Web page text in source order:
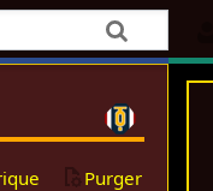
Purger